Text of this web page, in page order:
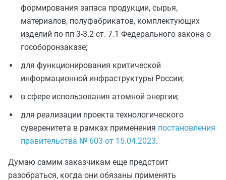
формирования запаса продукции, сырья,
материалов, полуфабрикатов, комплектующих
изделий по пп 3-3.2 ст. 7.1 Федерального закона о
гособоронзаказе;
для функционирования критической
информационной инфраструктуры России;
в сфере использования атомной энергии;
для реализации проекта технологического
суверенитета в рамках применения постановления
правительства № 603 от 15.04.2023.
Думаю самим заказчикам еще предстоит
разобраться, когда они обязаны применять